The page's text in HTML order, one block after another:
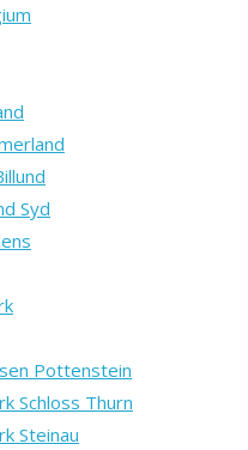
Syd
Pottenstein
Schloss Thurn
Steinau